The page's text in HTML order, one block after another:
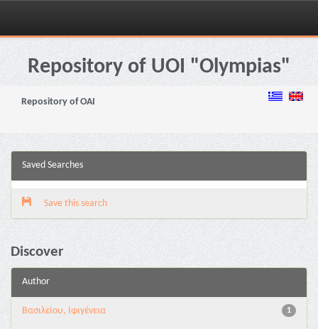
Skip
navigationRepository of UOI "Olympias"
Repository of OAI
Saved Searches
Save this search
Discover
Author
1
Βασιλείου, Ιφιγένεια